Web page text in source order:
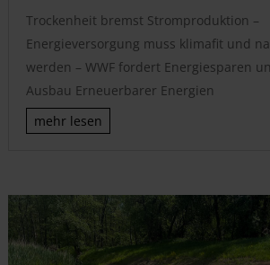
Trockenheit bremst Stromproduktion –
Energieversorgung muss klimafit und
werden – WWF fordert Energiesparen
Ausbau Erneuerbarer Energien
mehr lesen